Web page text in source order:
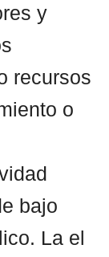
y
recursos
o
bajo
La el